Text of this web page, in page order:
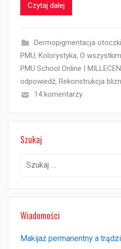
Czytaj dalej
Dermopigmentacja otoczki
PMU, Kolorystyka, O wszystkim
PMU School Online |
odpowiedź, Rekonstrukcja blizn
14 komentarzy
Szukaj
Szukaj:
Wiadomości
Makijaż permanentny a